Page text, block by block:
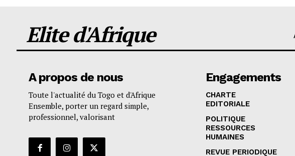
Elite d'Afrique
A propos de nous
Toute l'actualité du Togo et d'Afrique
Ensemble, porter un regard simple,
professionnel, valorisant
Engagements
CHARTE
EDITORIALE
POLITIQUE
RESSOURCES
HUMAINES
REVUE PERIODIQUE